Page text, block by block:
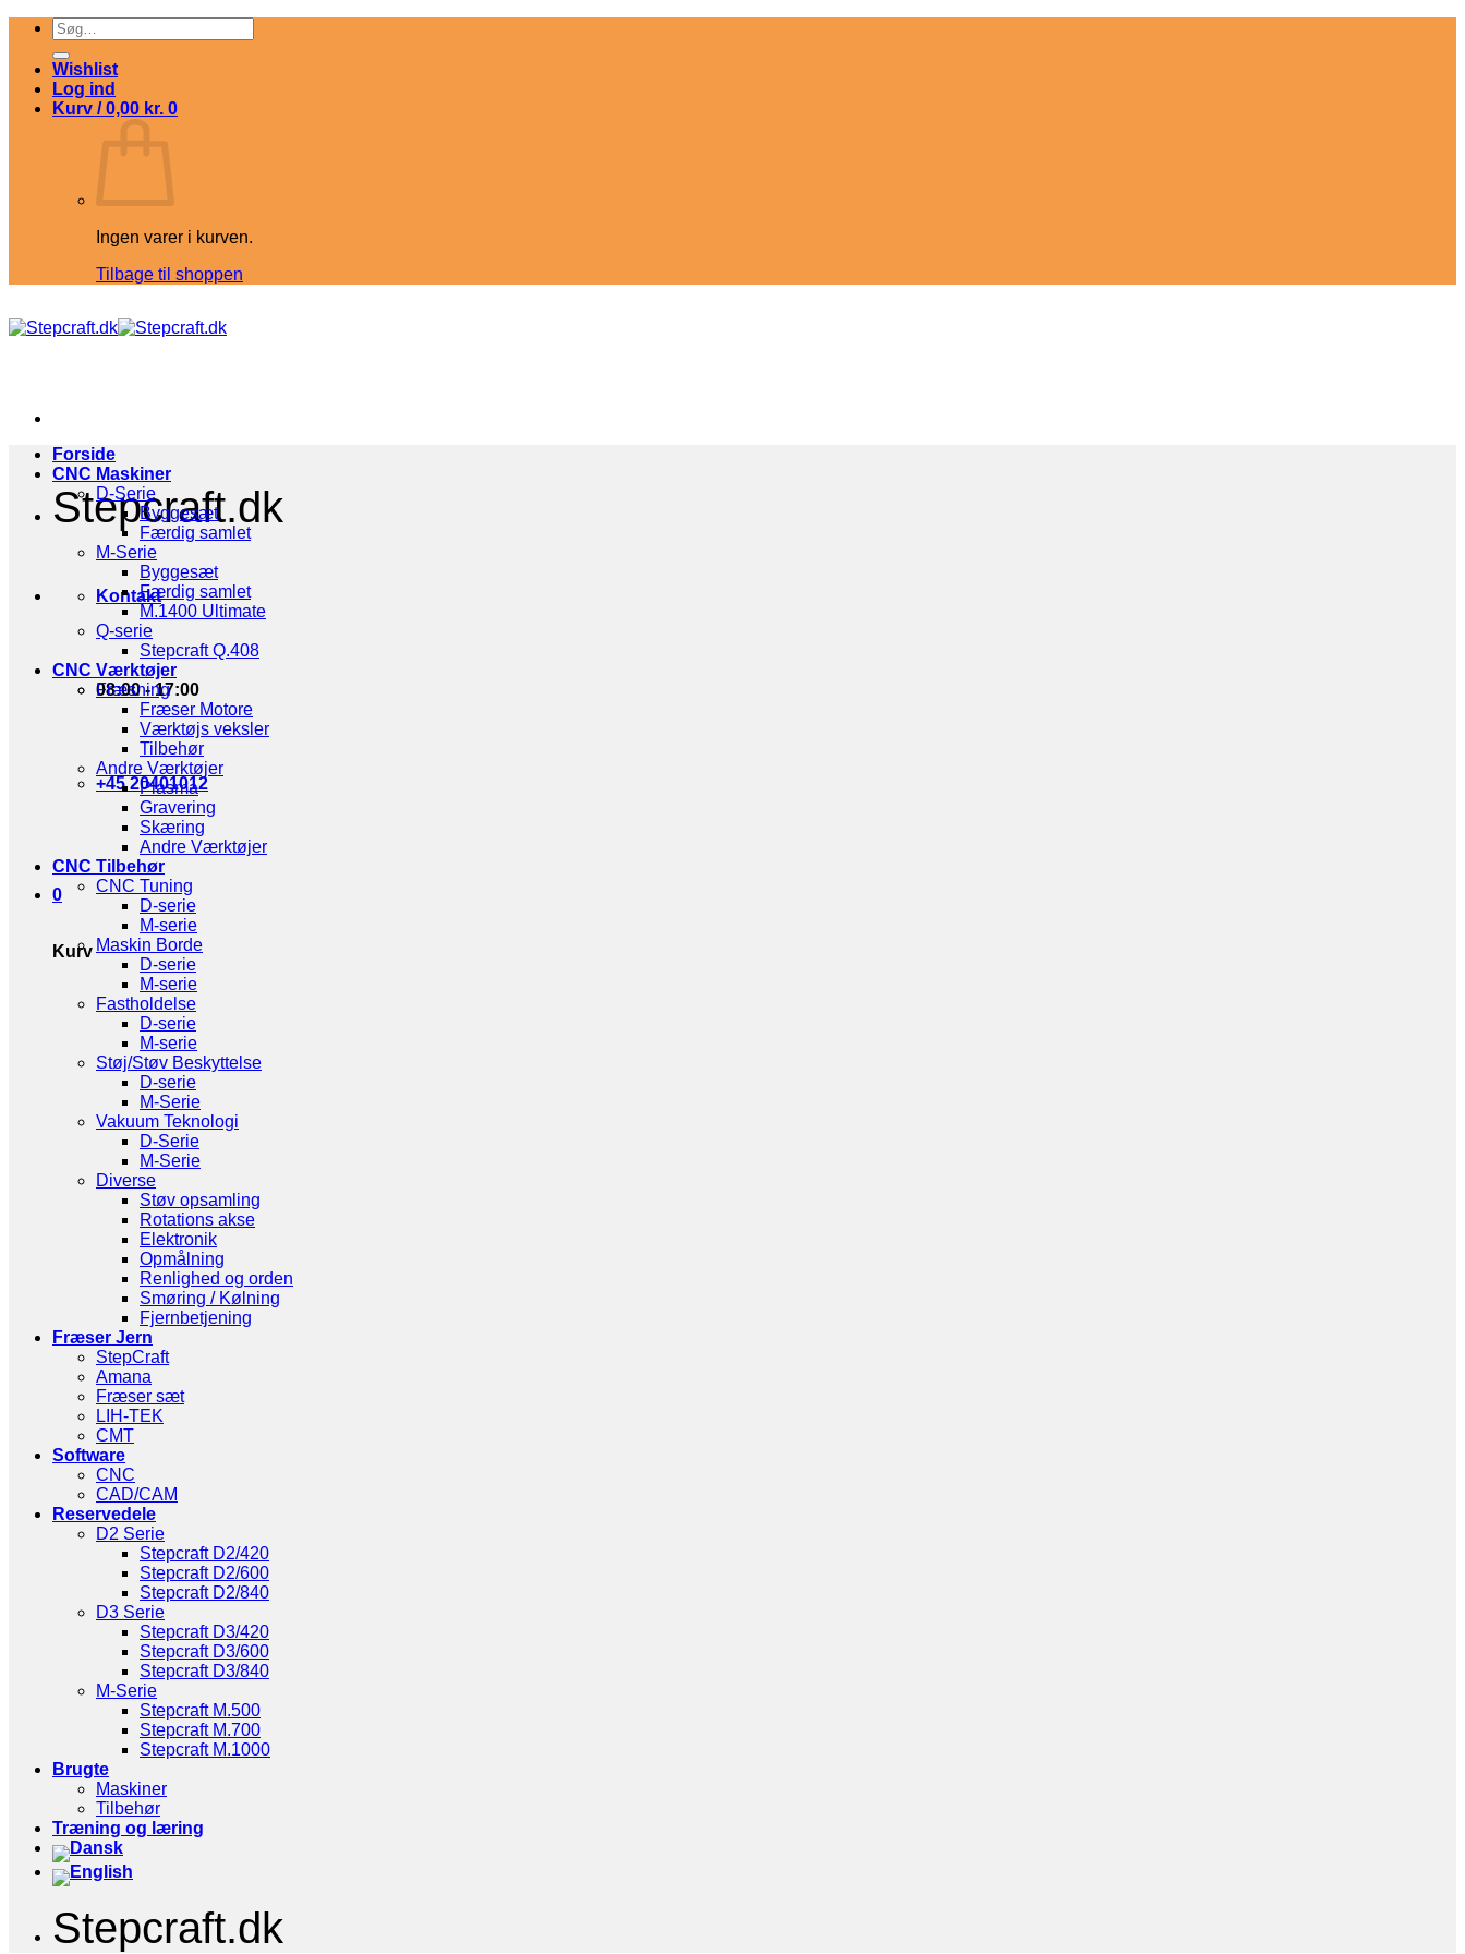
Fortsæt
indhold
Søg
efter:
Wishlist
Log ind
Kurv /0,00 kr. 0
Ingen varer i kurven.
Tilbage til shoppen
Stepcraft.dk
Kontakt
08:00 - 17:00
+45 20401012
0
Kurv
Forside
CNC Maskiner
D-Serie
Byggesæt
Færdig samlet
M-Serie
Byggesæt
Færdig samlet
M.1400 Ultimate
Q-serie
Stepcraft Q.408
CNC Værktøjer
Fræsning
Fræser Motore
Værktøjs veksler
Tilbehør
Andre Værktøjer
Plasma
Gravering
Skæring
Andre Værktøjer
CNC Tilbehør
CNC Tuning
D-serie
M-serie
Maskin Borde
D-serie
M-serie
Fastholdelse
D-serie
M-serie
Støj/Støv Beskyttelse
D-serie
M-Serie
Vakuum Teknologi
D-Serie
M-Serie
Diverse
Støv opsamling
Rotations akse
Elektronik
Opmålning
Renlighed og orden
Smøring / Kølning
Fjernbetjening
Fræser Jern
StepCraft
Amana
Fræser sæt
LIH-TEK
CMT
Software
CNC
CAD/CAM
Reservedele
D2 Serie
Stepcraft D2/420
Stepcraft D2/600
Stepcraft D2/840
D3 Serie
Stepcraft D3/420
Stepcraft D3/600
Stepcraft D3/840
M-Serie
Stepcraft M.500
Stepcraft M.700
Stepcraft M.1000
Brugte
Maskiner
Tilbehør
Træning og læring
Stepcraft.dk